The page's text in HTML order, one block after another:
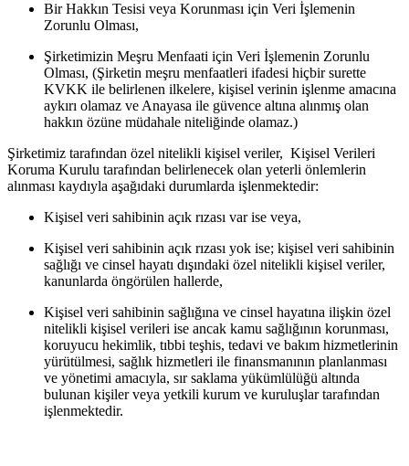
Bir Hakkın Tesisi veya Korunması için Veri İşlemenin
Zorunlu Olması,
Şirketimizin Meşru Menfaati için Veri İşlemenin Zorunlu
Olması, (Şirketin meşru menfaatleri ifadesi hiçbir surette
KVKK ile belirlenen ilkelere, kişisel verinin işlenme amacına
aykırı olamaz ve Anayasa ile güvence altına alınmış olan
hakkın özüne müdahale niteliğinde olamaz.)
Şirketimiz tarafından özel nitelikli kişisel veriler, Kişisel Verileri
Koruma Kurulu tarafından belirlenecek olan yeterli önlemlerin
alınması kaydıyla aşağıdaki durumlarda işlenmektedir:
Kişisel veri sahibinin açık rızası var ise veya,
Kişisel veri sahibinin açık rızası yok ise; kişisel veri sahibinin
sağlığı ve cinsel hayatı dışındaki özel nitelikli kişisel veriler,
kanunlarda öngörülen hallerde,
Kişisel veri sahibinin sağlığına ve cinsel hayatına ilişkin özel
nitelikli kişisel verileri ise ancak kamu sağlığının korunması,
koruyucu hekimlik, tıbbi teşhis, tedavi ve bakım hizmetlerinin
yürütülmesi, sağlık hizmetleri ile finansmanının planlanması
ve yönetimi amacıyla, sır saklama yükümlülüğü altında
bulunan kişiler veya yetkili kurum ve kuruluşlar tarafından
işlenmektedir.